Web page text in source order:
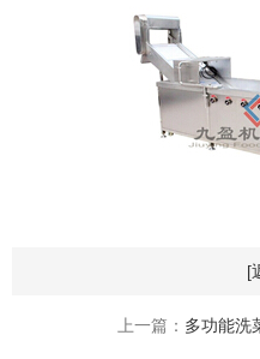
[
上一篇： 多功能洗